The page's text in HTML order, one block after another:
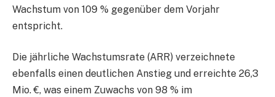
Wachstum von 109 % gegenüber dem Vorjahr
entspricht.
Die jährliche Wachstumsrate (ARR) verzeichnete
ebenfalls einen deutlichen Anstieg und erreichte 26,3
Mio. €, was einem Zuwachs von 98 % im